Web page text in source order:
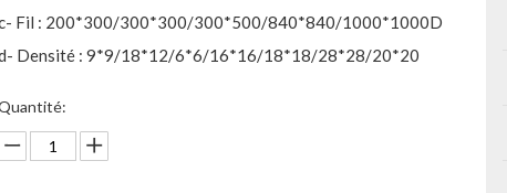
Fil : 200*300/300*300/300*500/840*840/1000*1000D
Densité : 9*9/18*12/6*6/16*16/18*18/28*28/20*20